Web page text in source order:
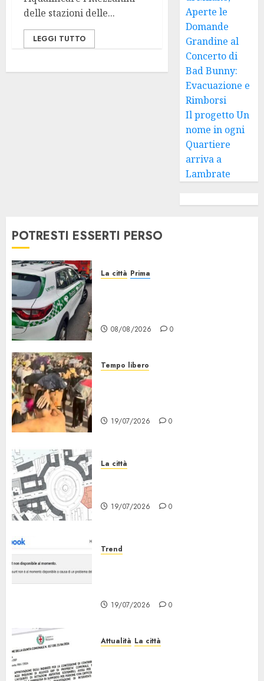
delle stazioni delle...
LEGGI TUTTO
Aperte le
Domande
Grandine al
Concerto di
Bad Bunny:
Evacuazione e
Rimborsi
Il progetto Un
nome in ogni
Quartiere
arriva a
Lambrate
POTRESTI ESSERTI PERSO
La città Prima
08/08/2026 0
Tempo libero
19/07/2026 0
La città
19/07/2026 0
Trend
19/07/2026 0
Attualità La città